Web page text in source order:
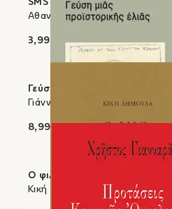
SMS
Αθανάσιος Αλεξανδρίδης
3,99 €
Γεύση μιας προϊστορικής ελιάς
Γιάννης Σακελλαράκης
8,99 €
Ο φιλοπαίγμων μύθος
Κική Δημουλά